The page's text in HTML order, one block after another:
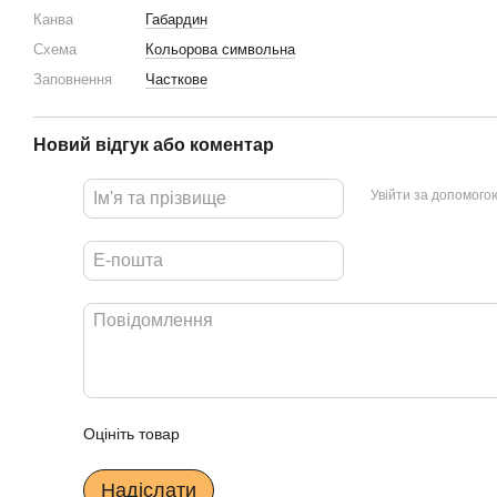
Канва
Габардин
Схема
Кольорова символьна
Заповнення
Часткове
Новий відгук або коментар
Увійти за
Оцініть товар
Надіслати